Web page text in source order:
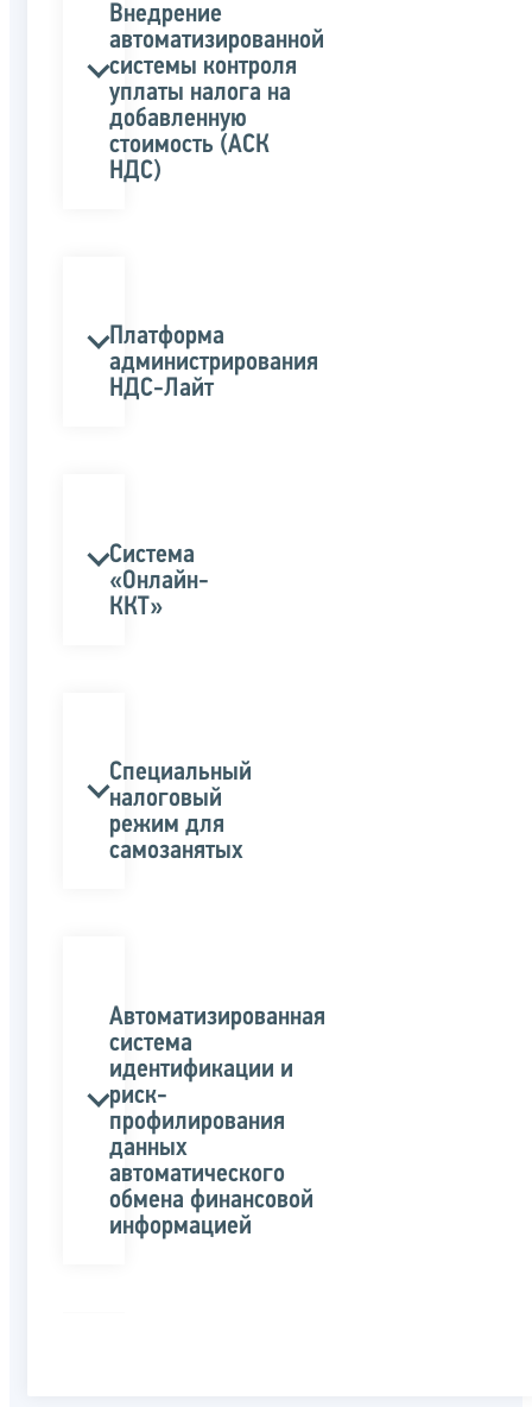
Внедрение
автоматизированной
системы контроля
уплаты налога на
добавленную
стоимость (АСК
НДС)
Платформа
администрирования
НДС-Лайт
Система
«Онлайн-
ККТ»
Специальный
налоговый
режим для
самозанятых
Автоматизированная
система
идентификации и
риск-
профилирования
данных
автоматического
обмена финансовой
информацией